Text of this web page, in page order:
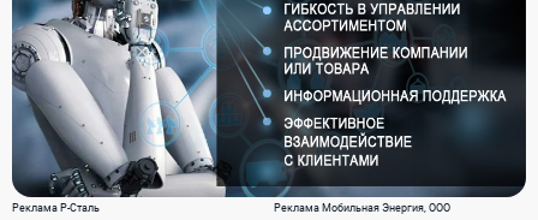
Реклама Р-Сталь Реклама Мобильная Энергия, ООО